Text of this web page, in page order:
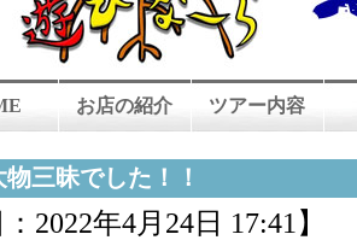
お店の紹介 ツアー内容
三昧でした！！
：2022年4月24日 17:41】